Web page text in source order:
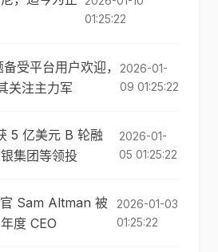
01:25:22
受平台用户欢迎，
关注主力军
2026-01-
09 01:25:22
5 亿美元 B 轮融
集团等领投
2026-01-
05 01:25:22
Sam Altman 被
度 CEO
2026-01-03
01:25:22